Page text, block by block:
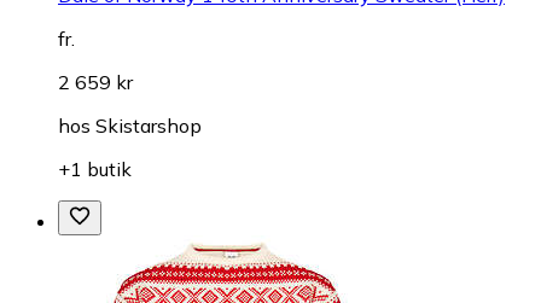
fr.
2 659 kr
hos Skistarshop
+1 butik